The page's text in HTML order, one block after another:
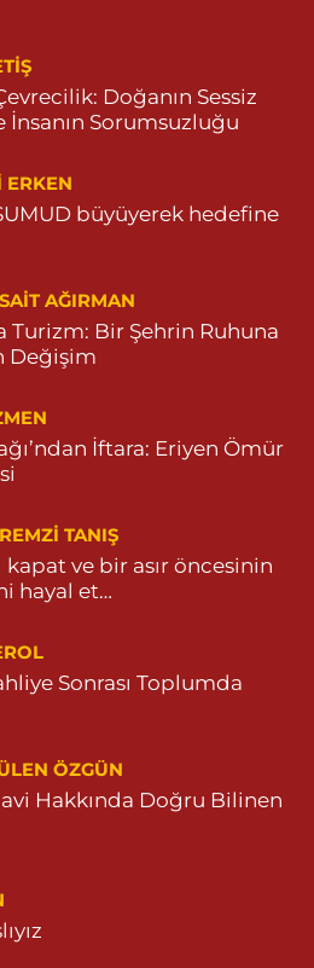
DEVLET HASTANESİ KARŞISI NO:11
Tarifi Al
CADDE NO:120 C
CADDESİ NO:25 C 05551514905
NO:4 3 04825413121
Tarifi Al
Doğanın Sessiz
İnsanın Sorumsuzluğu
ERKEN
büyüyerek hedefine
AĞIRMAN
Turizm: Bir Şehrin Ruhuna
Değişim
İftara: Eriyen Ömür
TANIŞ
kapat ve bir asır öncesinin
hayal et…
Sonrası Toplumda
ÖZGÜN
Hakkında Doğru Bilinen